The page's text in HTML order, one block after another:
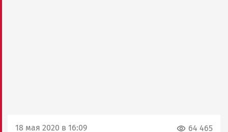
18 мая 2020 в 16:09
64 465